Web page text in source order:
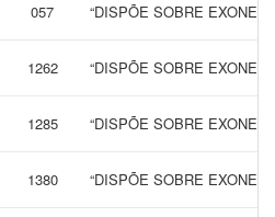
057 “DISPÕE SOBRE
1262 “DISPÕE SOBRE
1285 “DISPÕE SOBRE
1380 “DISPÕE SOBRE